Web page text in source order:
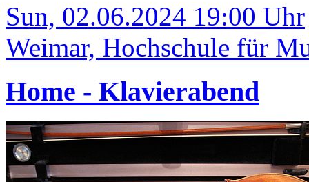
Sun, 02.06.2024 19:00 Uhr
Weimar, Hochschule für
Home - Klavierabend